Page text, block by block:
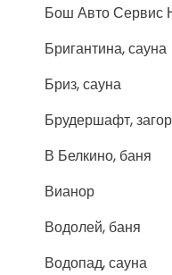
Бош Авто Сервис
Бригантина, сауна
Бриз, сауна
Брудершафт,
В Белкино, баня
Вианор
Водолей, баня
Водопад, сауна